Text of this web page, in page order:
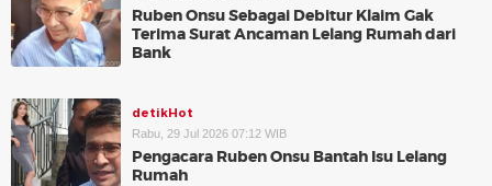
Ruben Onsu Sebagai Debitur Klaim Gak
Terima Surat Ancaman Lelang Rumah dari
Bank
detikHot
Rabu, 29 Jul 2026 07:12 WIB
Pengacara Ruben Onsu Bantah Isu Lelang
Rumah